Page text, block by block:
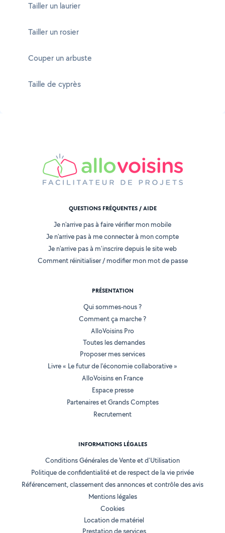
Tailler un laurier
Tailler un rosier
Couper un arbuste
Taille de cyprès
QUESTIONS FRÉQUENTES / AIDE
Je n'arrive pas à faire vérifier mon mobile
Je n'arrive pas à me connecter à mon compte
Je n'arrive pas à m'inscrire depuis le site web
Comment réinitialiser / modifier mon mot de passe
PRÉSENTATION
Qui sommes-nous ?
Comment ça marche ?
AlloVoisins Pro
Toutes les demandes
Proposer mes services
Livre « Le futur de l'économie collaborative »
AlloVoisins en France
Espace presse
Partenaires et Grands Comptes
Recrutement
INFORMATIONS LÉGALES
Conditions Générales de Vente et d'Utilisation
Politique de confidentialité et de respect de la vie privée
Référencement, classement des annonces et contrôle des avis
Mentions légales
Cookies
Location de matériel
Prestation de services